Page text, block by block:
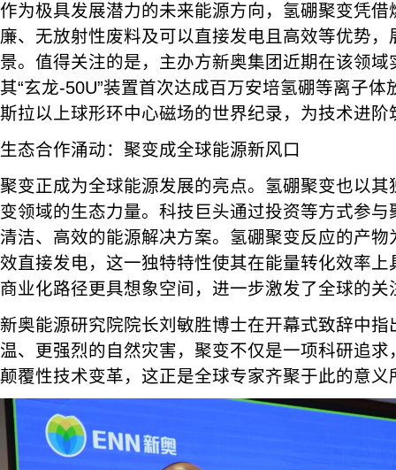
作为极具发展潜力的未来能源方向，氢硼聚变凭
廉、无放射性废料及可以直接发电且高效等优势
景。值得关注的是，主办方新奥集团近期在该领
其“玄龙-50U”装置首次达成百万安培氢硼等离子
斯拉以上球形环中心磁场的世界纪录，为技术进阶
生态合作涌动：聚变成全球能源新风口
聚变正成为全球能源发展的亮点。氢硼聚变也以
变领域的生态力量。科技巨头通过投资等方式参
清洁、高效的能源解决方案。氢硼聚变反应的产
效直接发电，这一独特特性使其在能量转化效率
商业化路径更具想象空间，进一步激发了全球的关
新奥能源研究院院长刘敏胜博士在开幕式致辞中
温、更强烈的自然灾害，聚变不仅是一项科研追
颠覆性技术变革，这正是全球专家齐聚于此的意义